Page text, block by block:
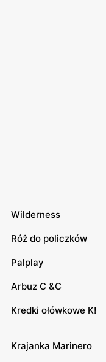
Wilderness
Róż do policzków
Palplay
Arbuz C &C
Kredki ołówkowe K!
Krajanka Marinero